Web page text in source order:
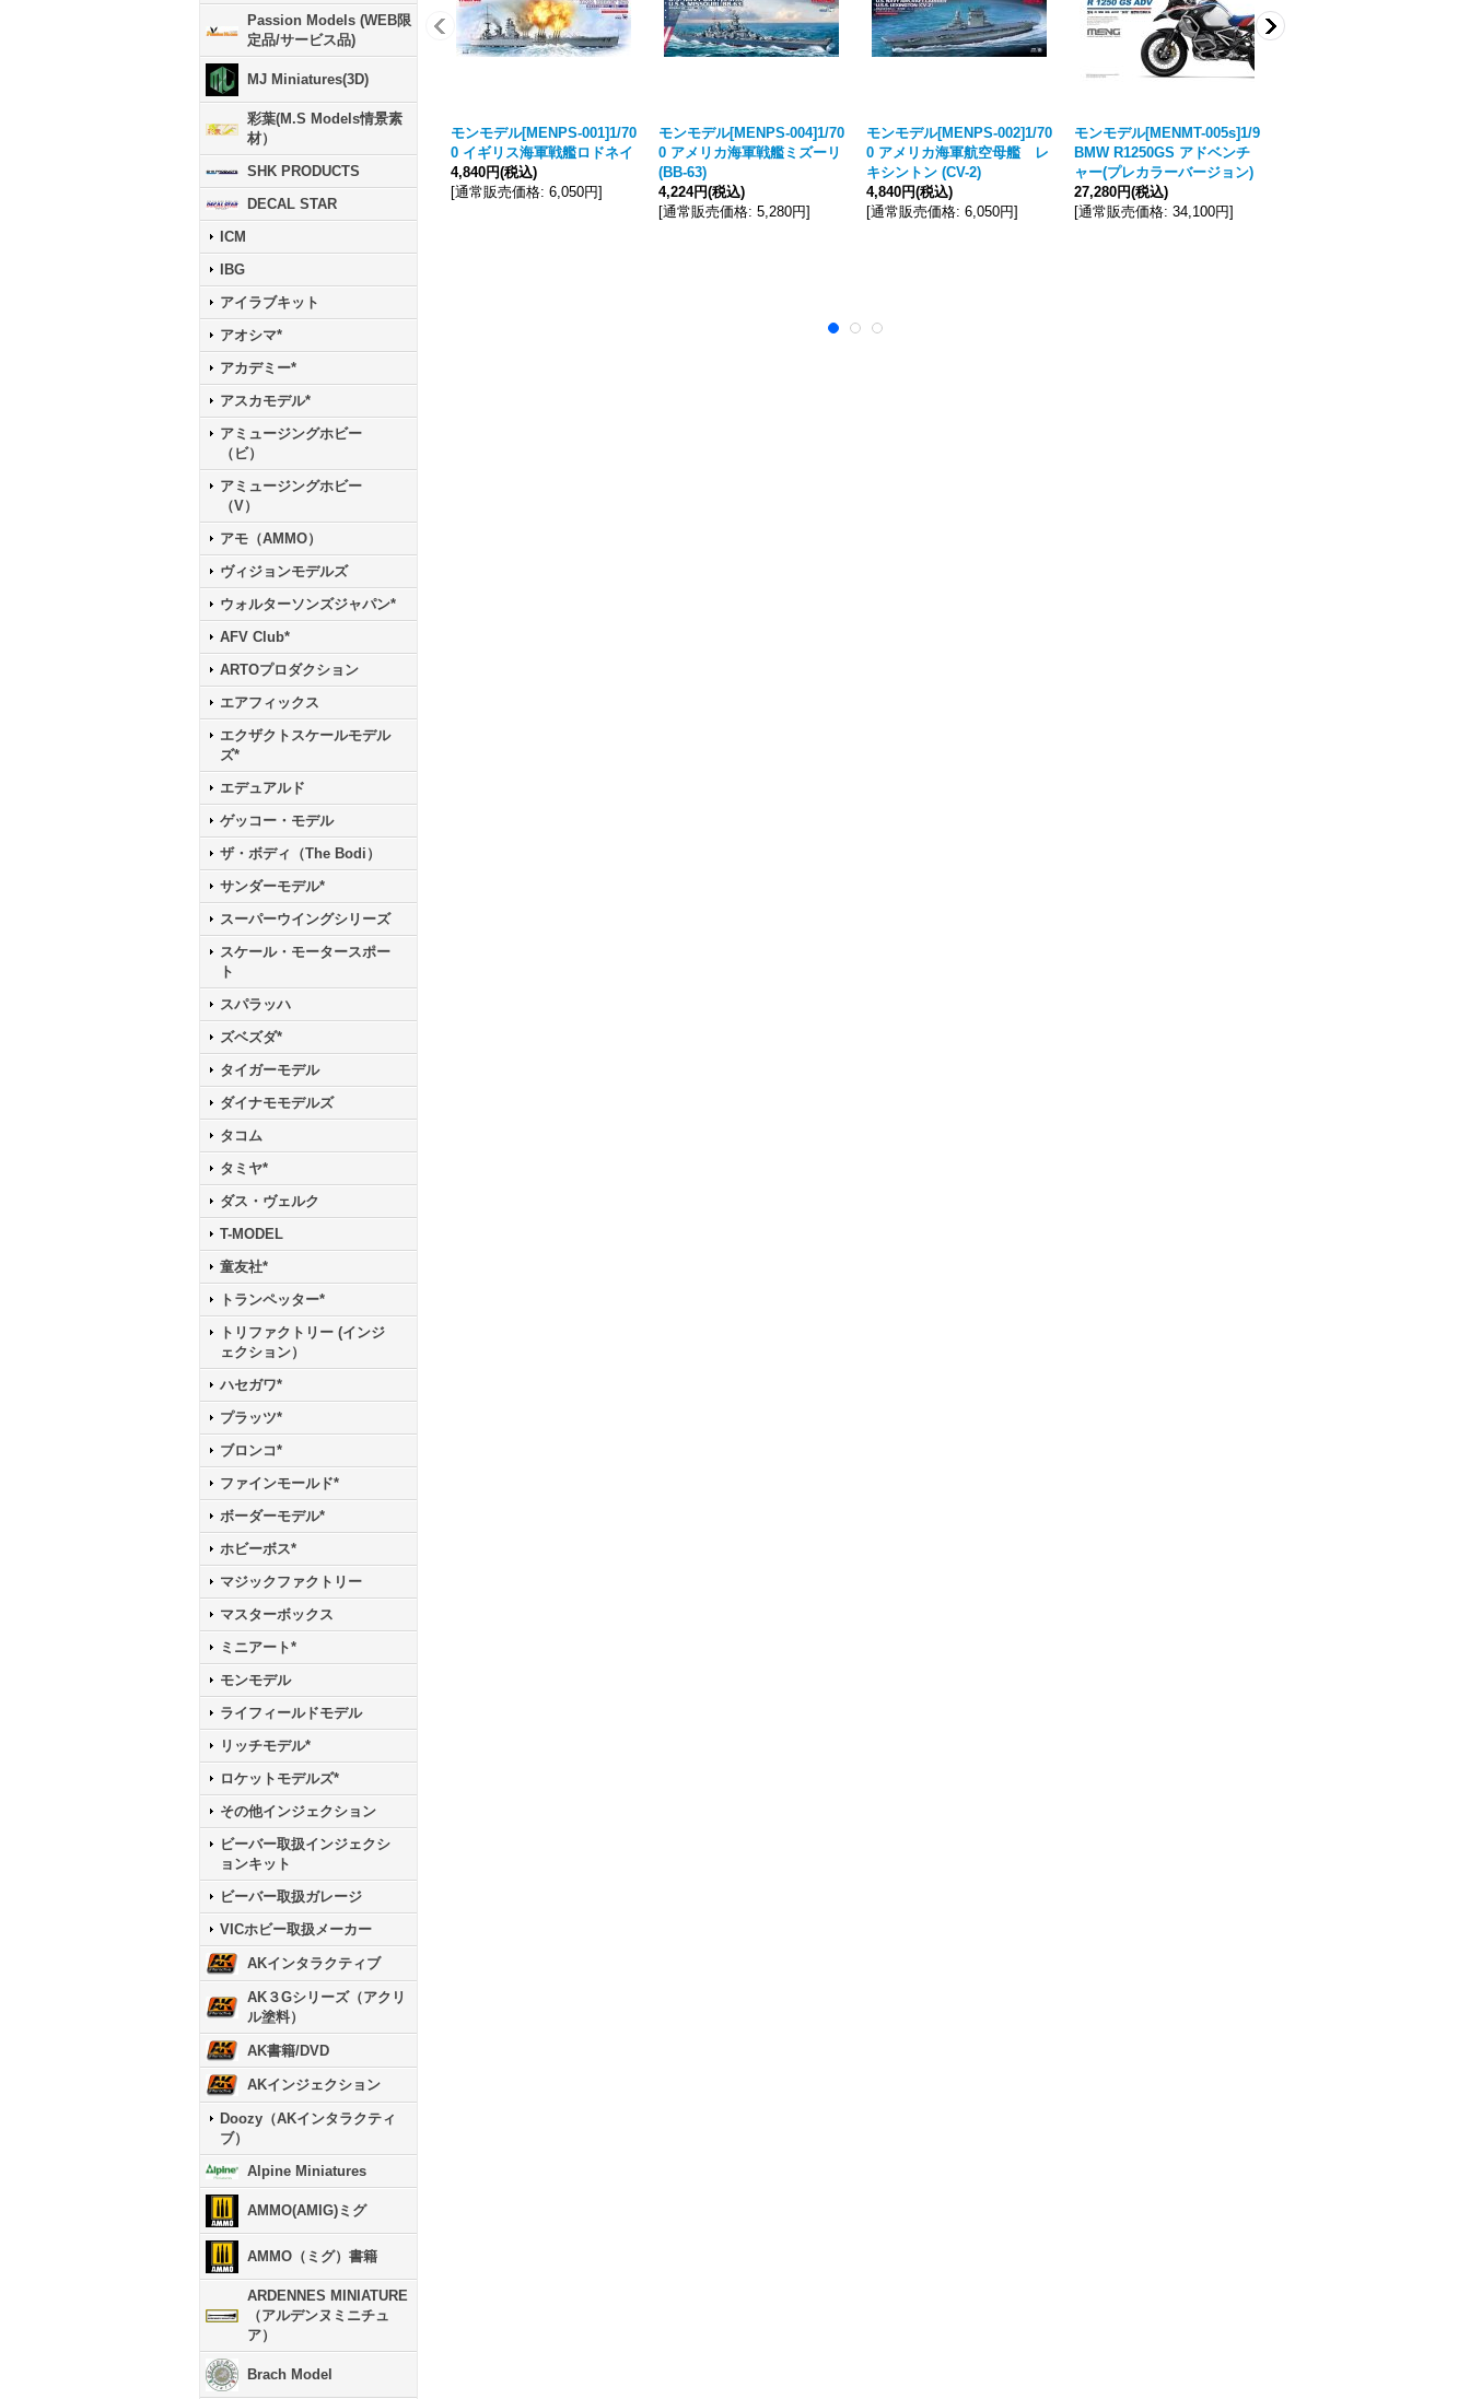
Passion Models (WEB限
定品/サービス品)
MJ Miniatures(3D)
彩葉(M.S Models情景素
材）
SHK PRODUCTS
DECAL STAR
ICM
IBG
アイラブキット
アオシマ*
アカデミー*
アスカモデル*
アミュージングホビー
（ビ）
アミュージングホビー
（V）
アモ（AMMO）
ヴィジョンモデルズ
ウォルターソンズジャパン*
AFV Club*
ARTOプロダクション
エアフィックス
エクザクトスケールモデル
ズ*
エデュアルド
ゲッコー・モデル
ザ・ボディ（The Bodi）
サンダーモデル*
スーパーウイングシリーズ
スケール・モータースポー
ト
スパラッハ
ズベズダ*
タイガーモデル
ダイナモモデルズ
タコム
タミヤ*
ダス・ヴェルク
T-MODEL
童友社*
トランペッター*
トリファクトリー (インジ
ェクション）
ハセガワ*
プラッツ*
ブロンコ*
ファインモールド*
ボーダーモデル*
ホビーボス*
マジックファクトリー
マスターボックス
ミニアート*
モンモデル
ライフィールドモデル
リッチモデル*
ロケットモデルズ*
その他インジェクション
ビーバー取扱インジェクシ
ョンキット
ビーバー取扱ガレージ
VICホビー取扱メーカー
AKインタラクティブ
AK３Gシリーズ（アクリ
ル塗料）
AK書籍/DVD
AKインジェクション
Doozy（AKインタラクティ
ブ）
Alpine Miniatures
AMMO(AMIG)ミグ
AMMO（ミグ）書籍
ARDENNES MINIATURE
（アルデンヌミニチュ
ア）
Brach Model
モンモデル[MENPS-001]1/70
0 イギリス海軍戦艦ロドネイ
4,840円(税込)
[通常販売価格: 6,050円]
モンモデル[MENPS-004]1/70
0 アメリカ海軍戦艦ミズーリ
(BB-63)
4,224円(税込)
[通常販売価格: 5,280円]
モンモデル[MENPS-002]1/70
0 アメリカ海軍航空母艦 レ
キシントン (CV-2)
4,840円(税込)
[通常販売価格: 6,050円]
モンモデル[MENMT-005s]1/9
BMW R1250GS アドベンチ
ャー(プレカラーバージョン)
27,280円(税込)
[通常販売価格: 34,100円]